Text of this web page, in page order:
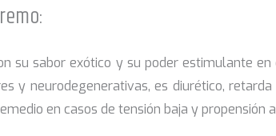
su sabor exótico y su poder estimulante
y neurodegenerativas, es diurético,
en casos de tensión baja y propensión